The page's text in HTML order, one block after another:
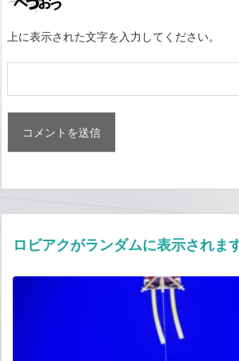
上に表示された文字を入力してください。
ロビアクがランダムに表示されま